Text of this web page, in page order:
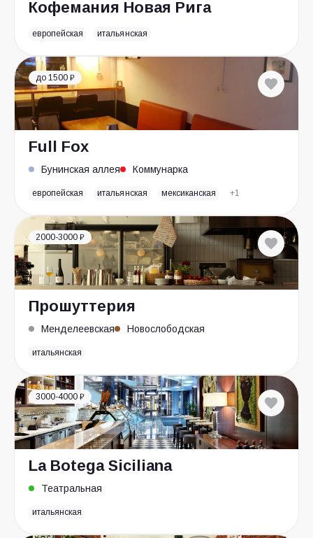
Кофемания Новая Рига
европейская итальянская
до 1500 ₽
Full Fox
Бунинская аллея Коммунарка
европейская итальянская мексиканская +1
2000-3000 ₽
Прошуттерия
Менделеевская Новослободская
итальянская
3000-4000 ₽
La Botega Siciliana
Театральная
итальянская